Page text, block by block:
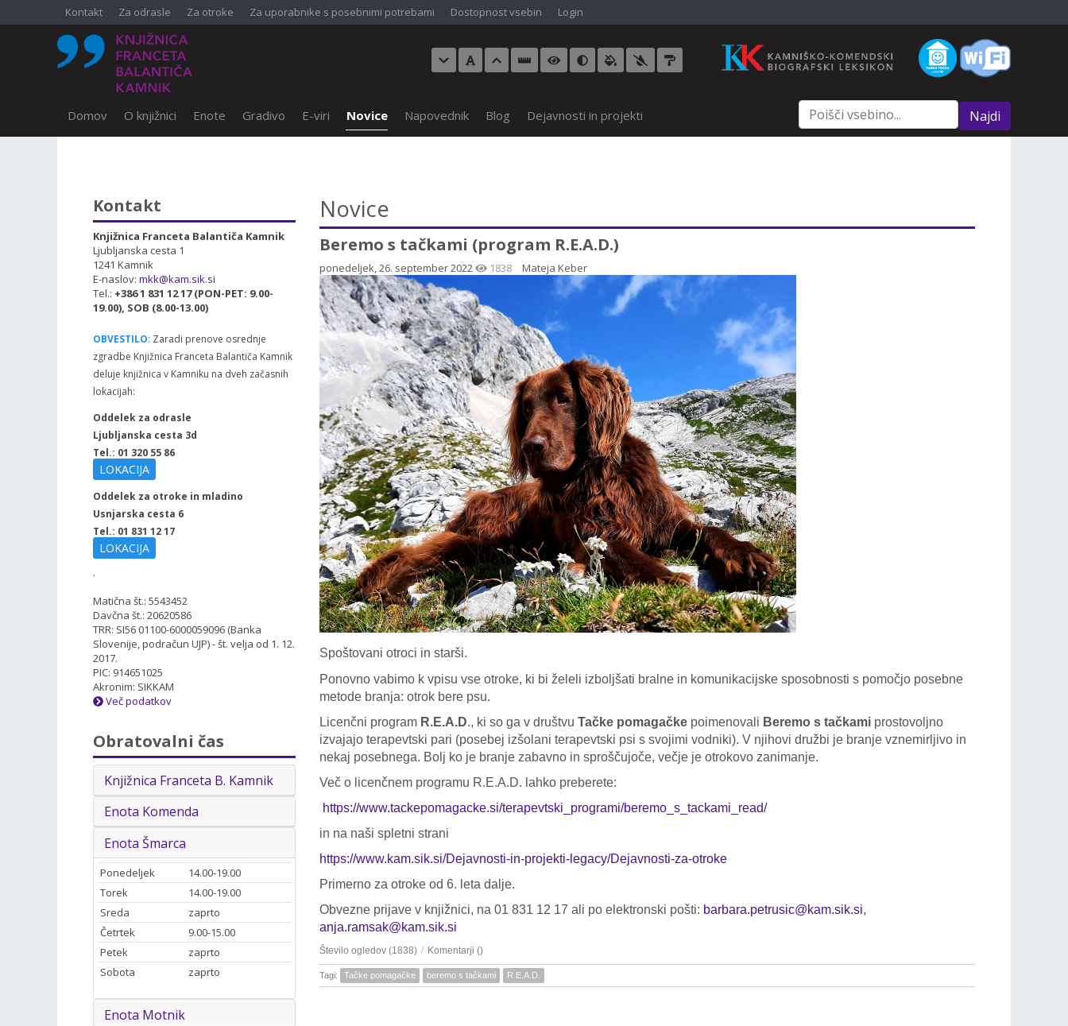
Kontakt Za odrasle Za otroke Za uporabnike s posebnimi potrebami Dostopnost vsebin Login
Domov O knjižnici Enote Gradivo E-viri Novice Napovednik Blog Dejavnosti in projekti Najdi
Novice
Beremo s tačkami (program R.E.A.D.)
ponedeljek, 26. september 2022 1838 Mateja Keber
Spoštovani otroci in starši.
Ponovno vabimo k vpisu vse otroke, ki bi želeli izboljšati bralne in komunikacijske sposobnosti s pomočjo posebne
metode branja: otrok bere psu.
Licenčni program R.E.A.D., ki so ga v društvu Tačke pomagačke poimenovali Beremo s tačkami prostovoljno
izvajajo terapevtski pari (posebej izšolani terapevtski psi s svojimi vodniki). V njihovi družbi je branje vznemirljivo in
nekaj posebnega. Bolj ko je branje zabavno in sproščujoče, večje je otrokovo zanimanje.
Več o licenčnem programu R.E.A.D. lahko preberete:
https://www.tackepomagacke.si/terapevtski_programi/beremo_s_tackami_read/
in na naši spletni strani
https://www.kam.sik.si/Dejavnosti-in-projekti-legacy/Dejavnosti-za-otroke
Primerno za otroke od 6. leta dalje.
Obvezne prijave v knjižnici, na 01 831 12 17 ali po elektronski pošti: barbara.petrusic@kam.sik.si,
anja.ramsak@kam.sik.si
Število ogledov (1838) / Komentarji ()
Tagi: Tačke pomagačke beremo s tačkami R.E.A.D.
Kontakt
Knjižnica Franceta Balantiča Kamnik
Ljubljanska cesta 1
1241 Kamnik
E-naslov: mkk@kam.sik.si
Tel.: +386 1 831 12 17 (PON-PET: 9.00-
19.00), SOB (8.00-13.00)
OBVESTILO: Zaradi prenove osrednje
zgradbe Knjižnica Franceta Balantiča Kamnik
deluje knjižnica v Kamniku na dveh začasnih
lokacijah:
Oddelek za odrasle
Ljubljanska cesta 3d
Tel.: 01 320 55 86
LOKACIJA
Oddelek za otroke in mladino
Usnjarska cesta 6
Tel.: 01 831 12 17
LOKACIJA
.
Matična št.: 5543452
Davčna št.: 20620586
TRR: SI56 01100-6000059096 (Banka
Slovenije, podračun UJP) - št. velja od 1. 12.
2017.
PIC: 914651025
Akronim: SIKKAM
Več podatkov
Obratovalni čas
Knjižnica Franceta B. Kamnik
Enota Komenda
Enota Šmarca
Ponedeljek
14.00-19.00
Torek
14.00-19.00
Sreda
zaprto
Četrtek
9.00-15.00
Petek
zaprto
Sobota
zaprto
Enota Motnik